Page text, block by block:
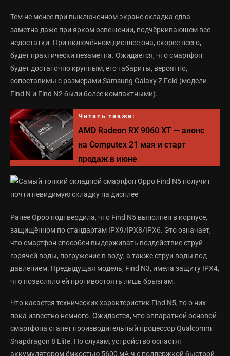
Тем не менее при выключенном экране складка едва
заметна даже при ярком освещении, подчёркивающем все
недостатки. При включённом дисплее она, скорее всего,
будет практически незаметна. Ожидается, что смартфон
будет достаточно крупным, его габариты, вероятно,
сопоставимы с размерами Samsung Galaxy Z Fold (модели
Find N и Find N2 были более компактными).
Читать также:
AMD Radeon RX 9060 XT — анонс
на Computex 21 мая и старт
продаж в июне
Ранее Oppo подтвердила, что Find N5 выполнен в корпусе,
защищённом по стандартам IPX9/IPX8/IPX6. Это означает,
что смартфон способен выдерживать воздействие струй
горячей воды, погружение в воду, а также струи воды под
давлением. Предыдущая модель, Find N3, имела защиту IPX4,
что позволяло ей противостоять лишь брызгам.
Что касается технических характеристик Find N5, то о них
пока известно немного. Ожидается, что аппаратной основой
смартфона станет производительный процессор Qualcomm
Snapdragon 8 Elite. По слухам, устройство оснастят
аккумулятором ёмкостью 5600 мА·ч с поддержкой быстрой